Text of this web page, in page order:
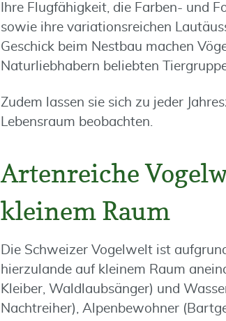
Ihre Flugfähigkeit, die Farben- und
sowie ihre variationsreichen
Geschick beim Nestbau machen
Naturliebhabern beliebten
Zudem lassen sie sich zu jeder
Lebensraum beobachten.
Artenreiche
kleinem Raum
Die Schweizer Vogelwelt ist
hierzulande auf kleinem Raum
Kleiber, Waldlaubsänger) und
Nachtreiher), Alpenbewohner